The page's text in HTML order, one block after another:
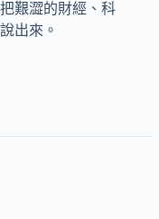
艱澀的財經、科
出來。